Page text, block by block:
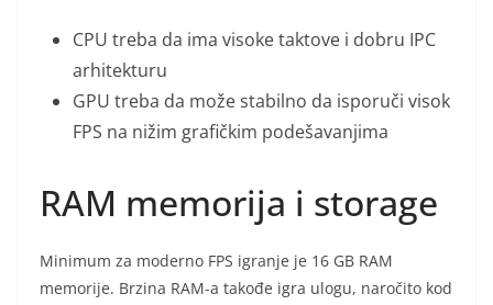
CPU treba da ima visoke taktove i dobru IPC
arhitekturu
GPU treba da može stabilno da isporuči visok
FPS na nižim grafičkim podešavanjima
RAM memorija i storage
Minimum za moderno FPS igranje je 16 GB RAM
memorije. Brzina RAM-a takođe igra ulogu, naročito kod